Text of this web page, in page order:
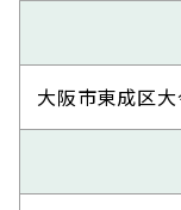
大阪市東成区